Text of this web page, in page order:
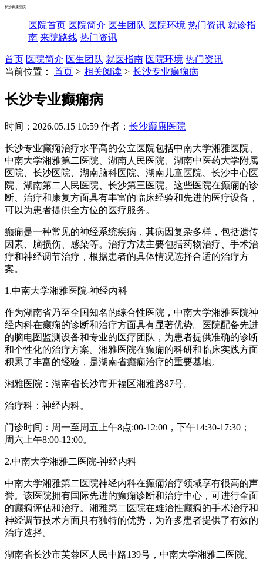
长沙癫康医院
医院首页 医院简介 医生团队 医院环境 热门资讯 就诊指
南 来院路线 热门资讯
首页 医院简介 医生团队 就医指南 医院环境 热门资讯
当前位置： 首页 > 相关阅读 > 长沙专业癫痫病
长沙专业癫痫病
时间：2026.05.15 10:59 作者： 长沙癫康医院
长沙专业癫痫治疗水平高的公立医院包括中南大学湘雅医院、
中南大学湘雅第二医院、湖南人民医院、湖南中医药大学附属
医院、长沙医院、湖南脑科医院、湖南儿童医院、长沙中心医
院、湖南第二人民医院、长沙第三医院。这些医院在癫痫的诊
断、治疗和康复方面具有丰富的临床经验和先进的医疗设备，
可以为患者提供全方位的医疗服务。
癫痫是一种常见的神经系统疾病，其病因复杂多样，包括遗传
因素、脑损伤、感染等。治疗方法主要包括药物治疗、手术治
疗和神经调节治疗，根据患者的具体情况选择合适的治疗方
案。
1.中南大学湘雅医院-神经内科
作为湖南省乃至全国知名的综合性医院，中南大学湘雅医院神
经内科在癫痫的诊断和治疗方面具有显著优势。医院配备先进
的脑电图监测设备和专业的医疗团队，为患者提供准确的诊断
和个性化的治疗方案。湘雅医院在癫痫的科研和临床实践方面
积累了丰富的经验，是湖南省癫痫治疗的重要基地。
湘雅医院：湖南省长沙市开福区湘雅路87号。
治疗科：神经内科。
门诊时间：周一至周五上午8点:00-12:00，下午14:30-17:30；
周六上午8:00-12:00。
2.中南大学湘雅二医院-神经内科
中南大学湘雅第二医院神经内科在癫痫治疗领域享有很高的声
誉。该医院拥有国际先进的癫痫诊断和治疗中心，可进行全面
的癫痫评估和治疗。湘雅第二医院在难治性癫痫的手术治疗和
神经调节技术方面具有独特的优势，为许多患者提供了有效的
治疗选择。
湖南省长沙市芙蓉区人民中路139号，中南大学湘雅二医院。